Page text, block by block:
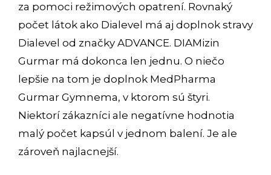
za pomoci režimových opatrení. Rovnaký
počet látok ako Dialevel má aj doplnok stravy
Dialevel od značky ADVANCE. DIAMizin
Gurmar má dokonca len jednu. O niečo
lepšie na tom je doplnok MedPharma
Gurmar Gymnema, v ktorom sú štyri.
Niektorí zákazníci ale negatívne hodnotia
malý počet kapsúl v jednom balení. Je ale
zároveň najlacnejší.